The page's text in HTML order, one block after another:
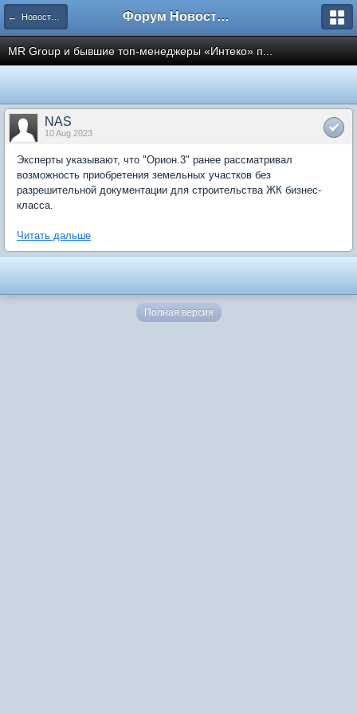
← Новости рынка недвижимости Форум Новостройки
MR Group и бывшие топ-менеджеры «Интеко» п...
NAS
10 Aug 2023
Эксперты указывают, что "Орион.3" ранее рассматривал
возможность приобретения земельных участков без
разрешительной документации для строительства ЖК бизнес-
класса.
Читать дальше
Полная версия